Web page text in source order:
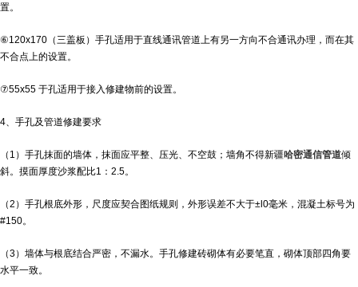
置。
⑥120x170（三盖板）手孔适用于直线通讯管道上有另一方向不合通讯办理，而在其
不合点上的设置。
⑦55x55 于孔适用于接入修建物前的设置。
4、手孔及管道修建要求
（1）手孔抹面的墙体，抹面应平整、压光、不空鼓；墙角不得新疆哈密通信管道倾
斜。摸面厚度沙浆配比1：2.5。
（2）手孔根底外形，尺度应契合图纸规则，外形误差不大于±l0毫米，混凝土标号为
#150。
（3）墙体与根底结合严密，不漏水。手孔修建砖砌体有必要笔直，砌体顶部四角要
水平一致。